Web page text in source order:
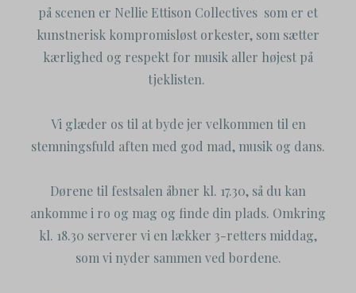
på scenen er Nellie Ettison Collectives som er et
kunstnerisk kompromisløst orkester, som sætter
kærlighed og respekt for musik aller højest på
tjeklisten.
Vi glæder os til at byde jer velkommen til en
stemningsfuld aften med god mad, musik og dans.
Dørene til festsalen åbner kl. 17.30, så du kan
ankomme i ro og mag og finde din plads. Omkring
kl. 18.30 serverer vi en lækker 3-retters middag,
som vi nyder sammen ved bordene.